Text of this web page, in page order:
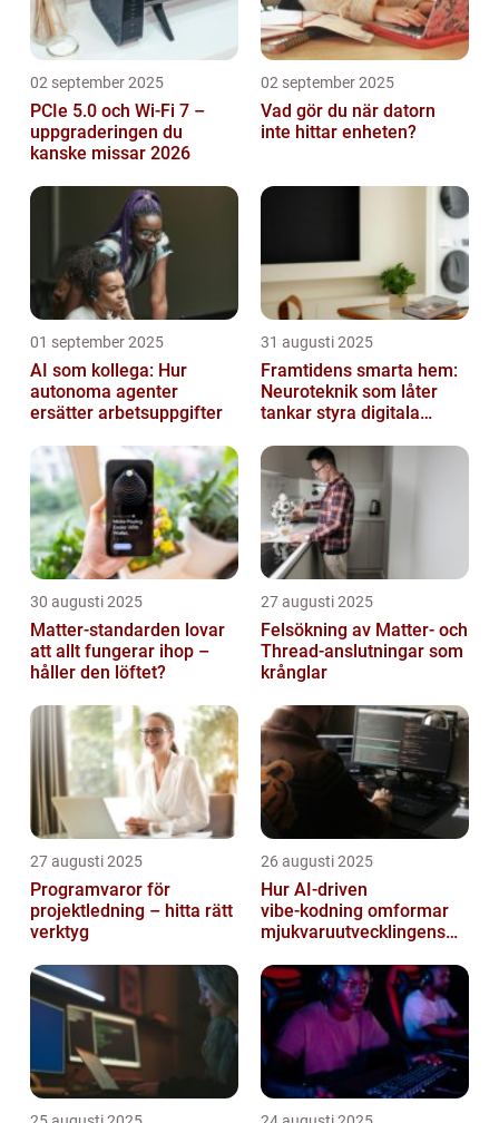
02 september 2025
PCIe 5.0 och Wi-Fi 7 –
uppgraderingen du
kanske missar 2026
02 september 2025
Vad gör du när datorn
inte hittar enheten?
01 september 2025
AI som kollega: Hur
autonoma agenter
ersätter arbetsuppgifter
31 augusti 2025
Framtidens smarta hem:
Neuroteknik som låter
tankar styra digitala
30 augusti 2025
Matter-standarden lovar
att allt fungerar ihop –
håller den löftet?
27 augusti 2025
Felsökning av Matter‑ och
Thread‑anslutningar som
krånglar
27 augusti 2025
Programvaror för
projektledning – hitta rätt
verktyg
26 augusti 2025
Hur AI‑driven
vibe‑kodning omformar
mjukvaruutvecklingens